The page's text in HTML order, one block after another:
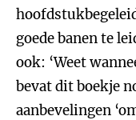
goede banen te
ook: ‘Weet
bevat dit boekje
aanbevelingen